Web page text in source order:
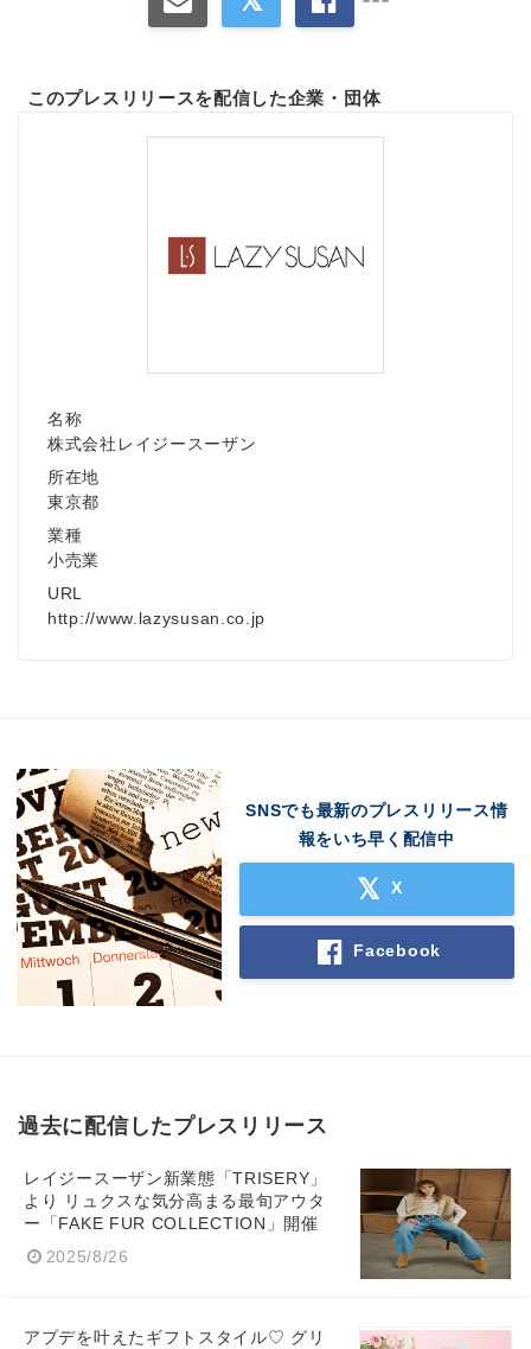
このプレスリリースを配信した企業・団体
名称
株式会社レイジースーザン
所在地
東京都
業種
小売業
URL
http://www.lazysusan.co.jp
SNSでも最新のプレスリリース情
報をいち早く配信中
X
Facebook
過去に配信したプレスリリース
レイジースーザン新業態「TRISERY」
より リュクスな気分高まる最旬アウタ
ー「FAKE FUR COLLECTION」開催
2025/8/26
アプデを叶えたギフトスタイル♡ グリ
English